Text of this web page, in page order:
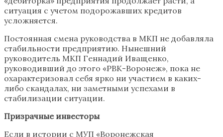
ситуация с учетом подорожавших кредитов
усложняется.
Постоянная смена руководства в МКП не добавляла
стабильности предприятию. Нынешний
руководитель МКП Геннадий Иващенко,
руководивший до этого «РВК-Воронеж», пока не
охарактеризовал себя ярко ни участием в каких-
либо скандалах, ни заметными успехами в
стабилизации ситуации.
Призрачные инвесторы
Если в истории с МУП «Воронежская